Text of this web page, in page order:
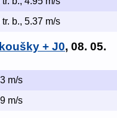
b., 5.37 m/s
+ J0, 08. 05.
m/s
m/s